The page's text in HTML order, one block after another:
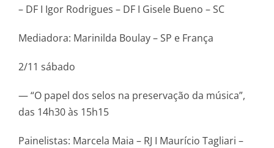
– DF I Igor Rodrigues – DF I Gisele Bueno – SC
Mediadora: Marinilda Boulay – SP e França
2/11 sábado
— “O papel dos selos na preservação da música”,
das 14h30 às 15h15
Painelistas: Marcela Maia – RJ I Maurício Tagliari –